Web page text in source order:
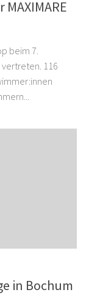
beim 7.
vertreten. 116
in Bochum